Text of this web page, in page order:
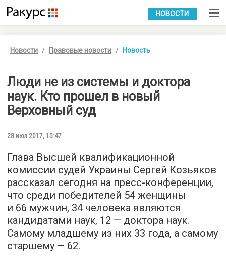
УКР РУС
НОВОСТИ
Новости Правовые новости Новость
Люди не из системы и доктора
наук. Кто прошел в новый
Верховный суд
28 июл 2017, 15:47
Глава Высшей квалификационной
комиссии судей Украины Сергей Козьяков
рассказал сегодня на пресс-конференции,
что среди победителей 54 женщины
и 66 мужчин, 34 человека являются
кандидатами наук, 12 — доктора наук.
Самому младшему из них 33 года, а самому
старшему — 62.